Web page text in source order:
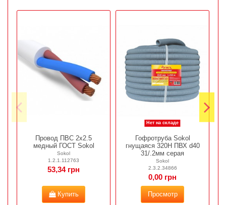
Провод ПВС 2х2.5
медный ГОСТ Sokol
Sokol
1.2.1.112763
53,34 грн
Купить
Нет на складе
Гофротруба Sokol
гнущаяся 320Н ПВХ d40
31/.2мм серая
Sokol
2.3.2.34866
0,00 грн
Просмотр